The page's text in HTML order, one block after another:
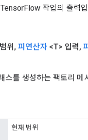
작업의 출력
범위 , 피연산자 <T> 입력,
를 생성하는 팩토리 메
현재 범위